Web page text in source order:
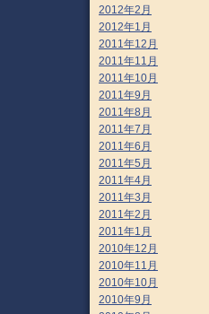
2012年2月
2012年1月
2011年12月
2011年11月
2011年10月
2011年9月
2011年8月
2011年7月
2011年6月
2011年5月
2011年4月
2011年3月
2011年2月
2011年1月
2010年12月
2010年11月
2010年10月
2010年9月